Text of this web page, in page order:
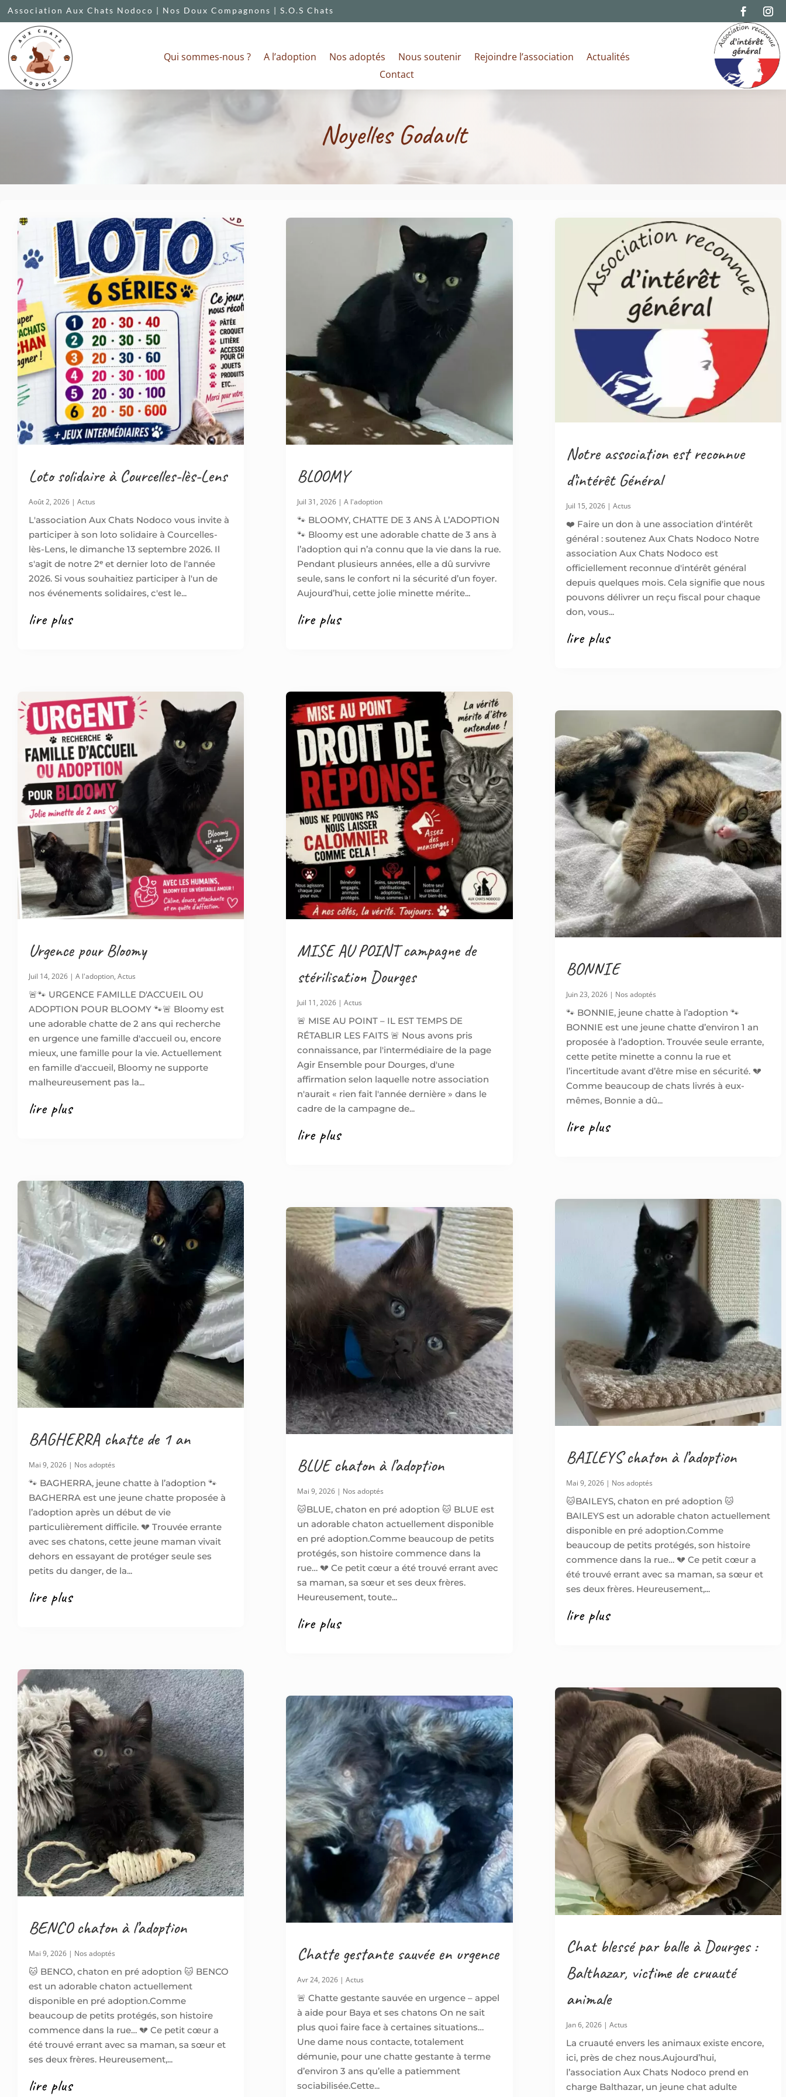
Association Aux Chats Nodoco | Nos Doux Compagnons | S.O.S Chats
Qui sommes-nous ? A l’adoption Nos adoptés Nous soutenir Rejoindre l’association
Actualités
Contact
Noyelles Godault
Loto solidaire à Courcelles-lès-Lens
Août 2, 2026 | Actus
L'association Aux Chats Nodoco vous invite à
participer à son loto solidaire à Courcelles-
lès-Lens, le dimanche 13 septembre 2026. Il
s'agit de notre 2ᵉ et dernier loto de l'année
2026. Si vous souhaitiez participer à l'un de
nos événements solidaires, c'est le...
lire plus
Urgence pour Bloomy
Juil 14, 2026 | A l'adoption, Actus
🚨🐾 URGENCE FAMILLE D'ACCUEIL OU
ADOPTION POUR BLOOMY 🐾🚨 Bloomy est
une adorable chatte de 2 ans qui recherche
en urgence une famille d'accueil ou, encore
mieux, une famille pour la vie. Actuellement
en famille d'accueil, Bloomy ne supporte
malheureusement pas la...
lire plus
BAGHERRA chatte de 1 an
Mai 9, 2026 | Nos adoptés
🐾 BAGHERRA, jeune chatte à l’adoption 🐾
BAGHERRA est une jeune chatte proposée à
l’adoption après un début de vie
particulièrement difficile. 💔 Trouvée errante
avec ses chatons, cette jeune maman vivait
dehors en essayant de protéger seule ses
petits du danger, de la...
lire plus
BENCO chaton à l’adoption
Mai 9, 2026 | Nos adoptés
🐱 BENCO, chaton en pré adoption 🐱 BENCO
est un adorable chaton actuellement
disponible en pré adoption.Comme
beaucoup de petits protégés, son histoire
commence dans la rue… 💔 Ce petit cœur a
été trouvé errant avec sa maman, sa sœur et
ses deux frères. Heureusement,...
lire plus
BLOOMY
Juil 31, 2026 |A l'adoption
🐾 BLOOMY, CHATTE DE 3 ANS À L’ADOPTION
🐾 Bloomy est une adorable chatte de 3 ans à
l’adoption qui n’a connu que la vie dans la rue.
Pendant plusieurs années, elle a dû survivre
seule, sans le confort ni la sécurité d’un foyer.
Aujourd’hui, cette jolie minette mérite...
lire plus
MISE AU POINT campagne de
stérilisation Dourges
Juil 11, 2026 |Actus
🚨 MISE AU POINT – IL EST TEMPS DE
RÉTABLIR LES FAITS 🚨 Nous avons pris
connaissance, par l'intermédiaire de la page
Agir Ensemble pour Dourges, d'une
affirmation selon laquelle notre association
n'aurait « rien fait l'année dernière » dans le
cadre de la campagne de...
lire plus
BLUE chaton à l’adoption
Mai 9, 2026 | Nos adoptés
🐱BLUE, chaton en pré adoption 🐱 BLUE est
un adorable chaton actuellement disponible
en pré adoption.Comme beaucoup de petits
protégés, son histoire commence dans la
rue… 💔 Ce petit cœur a été trouvé errant avec
sa maman, sa sœur et ses deux frères.
Heureusement, toute...
lire plus
Chatte gestante sauvée en urgence
Avr 24, 2026 |Actus
🚨 Chatte gestante sauvée en urgence – appel
à aide pour Baya et ses chatons On ne sait
plus quoi faire face à certaines situations…
Une dame nous contacte, totalement
démunie, pour une chatte gestante à terme
d’environ 3 ans qu’elle a patiemment
sociabilisée.Cette...
Notre association est reconnue
d’intérêt Général
Juil 15, 2026| Actus
❤️ Faire un don à une association d'intérêt
général : soutenez Aux Chats Nodoco Notre
association Aux Chats Nodoco est
officiellement reconnue d'intérêt général
depuis quelques mois. Cela signifie que nous
pouvons délivrer un reçu fiscal pour chaque
don, vous...
lire plus
BONNIE
Juin 23, 2026| Nos adoptés
🐾 BONNIE, jeune chatte à l’adoption 🐾
BONNIE est une jeune chatte d’environ 1 an
proposée à l’adoption. Trouvée seule errante,
cette petite minette a connu la rue et
l’incertitude avant d’être mise en sécurité. 💔
Comme beaucoup de chats livrés à eux-
mêmes, Bonnie a dû...
lire plus
BAILEYS chaton à l’adoption
Mai 9, 2026| Nos adoptés
🐱BAILEYS, chaton en pré adoption 🐱
BAILEYS est un adorable chaton actuellement
disponible en pré adoption.Comme
beaucoup de petits protégés, son histoire
commence dans la rue… 💔 Ce petit cœur a
été trouvé errant avec sa maman, sa sœur et
ses deux frères. Heureusement,...
lire plus
Chat blessé par balle à Dourges :
Balthazar, victime de cruauté
animale
Jan 6, 2026| Actus
La cruauté envers les animaux existe encore,
ici, près de chez nous.Aujourd’hui,
l’association Aux Chats Nodoco prend en
charge Balthazar, un jeune chat adulte